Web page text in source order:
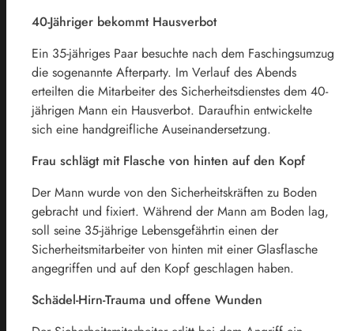
40-Jähriger bekommt Hausverbot
Ein 35-jähriges Paar besuchte nach dem Faschingsumzug
die sogenannte Afterparty. Im Verlauf des Abends
erteilten die Mitarbeiter des Sicherheitsdienstes dem 40-
jährigen Mann ein Hausverbot. Daraufhin entwickelte
sich eine handgreifliche Auseinandersetzung.
Frau schlägt mit Flasche von hinten auf den Kopf
Der Mann wurde von den Sicherheitskräften zu Boden
gebracht und fixiert. Während der Mann am Boden lag,
soll seine 35-jährige Lebensgefährtin einen der
Sicherheitsmitarbeiter von hinten mit einer Glasflasche
angegriffen und auf den Kopf geschlagen haben.
Schädel-Hirn-Trauma und offene Wunden